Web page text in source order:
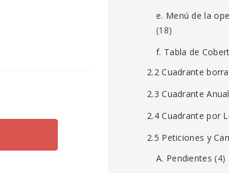
e. Menú de la
(18)
f. Tabla de
2.2 Cuadrante
2.3 Cuadrante Anual
2.4 Cuadrante por
2.5 Peticiones y
A. Pendientes (4)